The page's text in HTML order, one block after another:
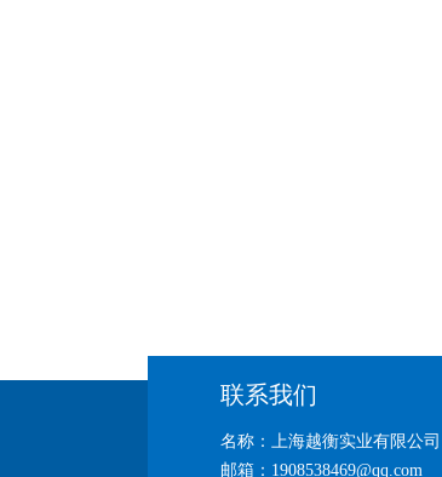
联系我们
名称：上海越衡实业有限公司
邮箱：1908538469@qq.com